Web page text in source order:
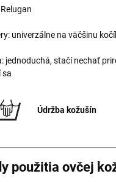
univerzálne na väčšinu
jednoduchá, stačí nechať
sa
Údržba kožušín
použitia ovčej